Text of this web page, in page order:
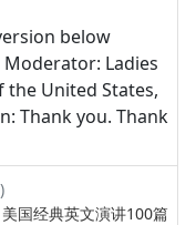
below
Ladies
the United States,
Thank you. Thank
美国经典英文演讲100篇